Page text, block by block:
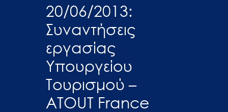
20/06/2013:
Συναντήσεις
εργασίας
Υπουργείου
Τουρισμού –
ATOUT France